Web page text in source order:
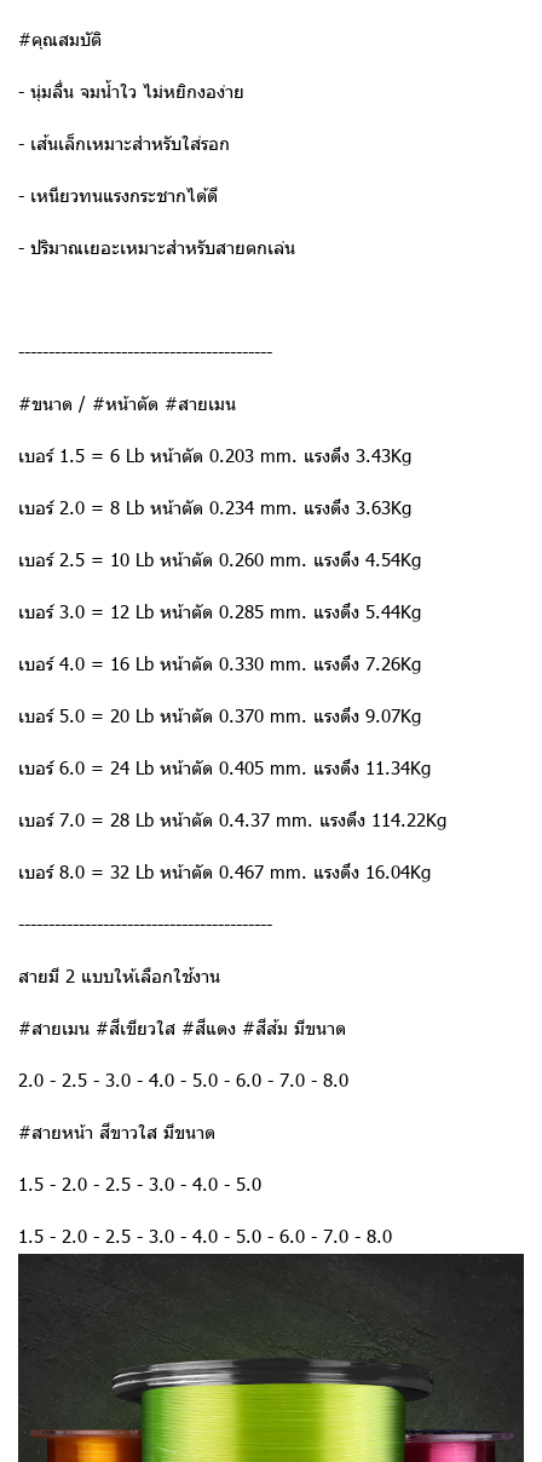
#คุณสมบัติ
- นุ่มลื่น จมน้ำใว ไม่หยิกงอง่าย
- เส้นเล็กเหมาะสำหรับใส่รอก
- เหนียวทนแรงกระชากได้ดี
- ปริมาณเยอะเหมาะสำหรับสายตกเล่น
------------------------------------------
#ขนาด / #หน้าตัด #สายเมน
เบอร์ 1.5 = 6 Lb หน้าตัด 0.203 mm. แรงดึง 3.43Kg
เบอร์ 2.0 = 8 Lb หน้าตัด 0.234 mm. แรงดึง 3.63Kg
เบอร์ 2.5 = 10 Lb หน้าตัด 0.260 mm. แรงดึง 4.54Kg
เบอร์ 3.0 = 12 Lb หน้าตัด 0.285 mm. แรงดึง 5.44Kg
เบอร์ 4.0 = 16 Lb หน้าตัด 0.330 mm. แรงดึง 7.26Kg
เบอร์ 5.0 = 20 Lb หน้าตัด 0.370 mm. แรงดึง 9.07Kg
เบอร์ 6.0 = 24 Lb หน้าตัด 0.405 mm. แรงดึง 11.34Kg
เบอร์ 7.0 = 28 Lb หน้าตัด 0.4.37 mm. แรงดึง 114.22Kg
เบอร์ 8.0 = 32 Lb หน้าตัด 0.467 mm. แรงดึง 16.04Kg
------------------------------------------
สายมี 2 แบบให้เลือกใช้งาน
#สายเมน #สีเขียวใส #สีแดง #สีส้ม มีขนาด
2.0 - 2.5 - 3.0 - 4.0 - 5.0 - 6.0 - 7.0 - 8.0
#สายหน้า สีขาวใส มีขนาด
1.5 - 2.0 - 2.5 - 3.0 - 4.0 - 5.0
1.5 - 2.0 - 2.5 - 3.0 - 4.0 - 5.0 - 6.0 - 7.0 - 8.0